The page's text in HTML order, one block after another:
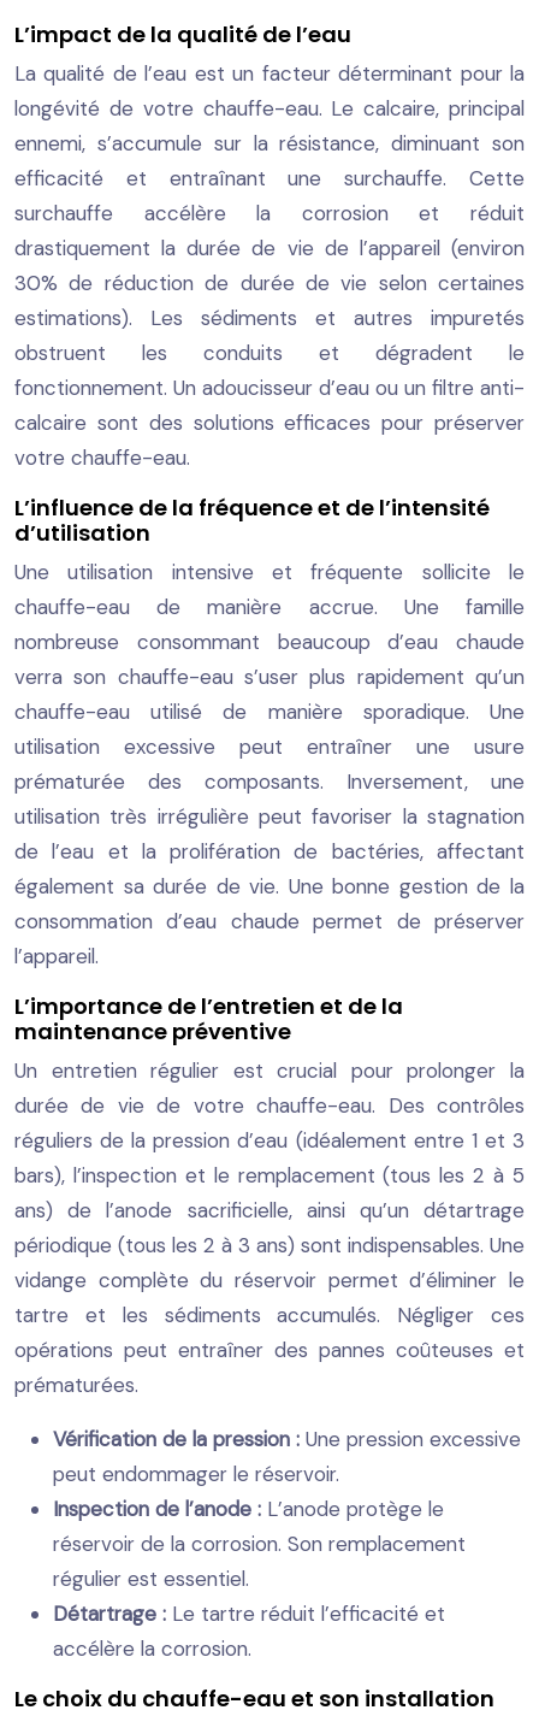
L’impact de la qualité de l’eau
La qualité de l’eau est un facteur déterminant pour la
longévité de votre chauffe-eau. Le calcaire, principal
ennemi, s’accumule sur la résistance, diminuant son
efficacité et entraînant une surchauffe. Cette
surchauffe accélère la corrosion et réduit
drastiquement la durée de vie de l’appareil (environ
30% de réduction de durée de vie selon certaines
estimations). Les sédiments et autres impuretés
obstruent les conduits et dégradent le
fonctionnement. Un adoucisseur d’eau ou un filtre anti-
calcaire sont des solutions efficaces pour préserver
votre chauffe-eau.
L’influence de la fréquence et de l’intensité
d’utilisation
Une utilisation intensive et fréquente sollicite le
chauffe-eau de manière accrue. Une famille
nombreuse consommant beaucoup d’eau chaude
verra son chauffe-eau s’user plus rapidement qu’un
chauffe-eau utilisé de manière sporadique. Une
utilisation excessive peut entraîner une usure
prématurée des composants. Inversement, une
utilisation très irrégulière peut favoriser la stagnation
de l’eau et la prolifération de bactéries, affectant
également sa durée de vie. Une bonne gestion de la
consommation d’eau chaude permet de préserver
l’appareil.
L’importance de l’entretien et de la
maintenance préventive
Un entretien régulier est crucial pour prolonger la
durée de vie de votre chauffe-eau. Des contrôles
réguliers de la pression d’eau (idéalement entre 1 et 3
bars), l’inspection et le remplacement (tous les 2 à 5
ans) de l’anode sacrificielle, ainsi qu’un détartrage
périodique (tous les 2 à 3 ans) sont indispensables. Une
vidange complète du réservoir permet d’éliminer le
tartre et les sédiments accumulés. Négliger ces
opérations peut entraîner des pannes coûteuses et
prématurées.
Vérification de la pression : Une pression excessive
peut endommager le réservoir.
Inspection de l’anode : L’anode protège le
réservoir de la corrosion. Son remplacement
régulier est essentiel.
Détartrage : Le tartre réduit l’efficacité et
accélère la corrosion.
Le choix du chauffe-eau et son installation